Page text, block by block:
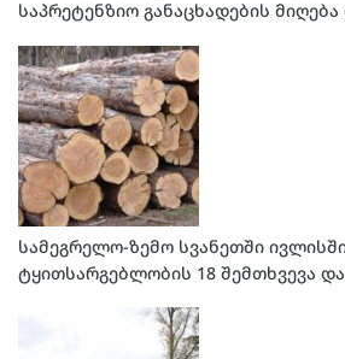
საპრეტენზიო განაცხადების
სამეგრელო-ზემო სვანეთში
ტყითსარგებლობის 18 შემთხვევა